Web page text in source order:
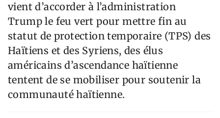
vient d’accorder à l’administration
Trump le feu vert pour mettre fin au
statut de protection temporaire (TPS) des
Haïtiens et des Syriens, des élus
américains d’ascendance haïtienne
tentent de se mobiliser pour soutenir la
communauté haïtienne.